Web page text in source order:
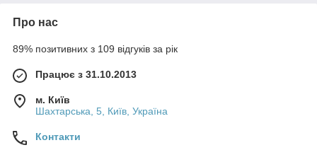
Про нас
89% позитивних з 109 відгуків за рік
Працює з 31.10.2013
м. Київ
Шахтарська, 5, Київ, Україна
Контакти